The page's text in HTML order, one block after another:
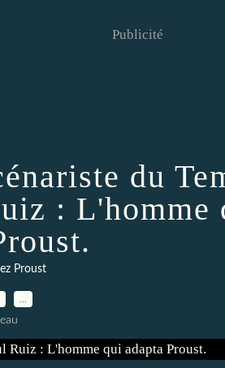
Publicité
du
: L'homme
Proust